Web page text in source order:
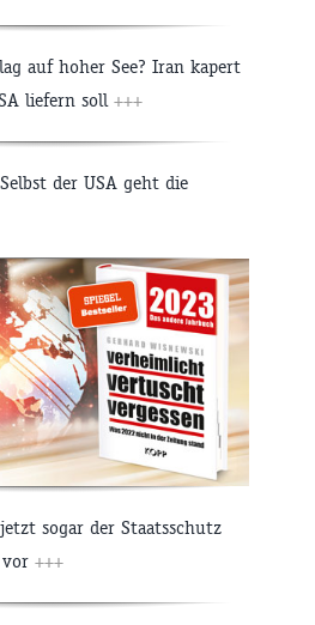
auf hoher See? Iran kapert
liefern soll +++
der USA geht die
sogar der Staatsschutz
vor +++